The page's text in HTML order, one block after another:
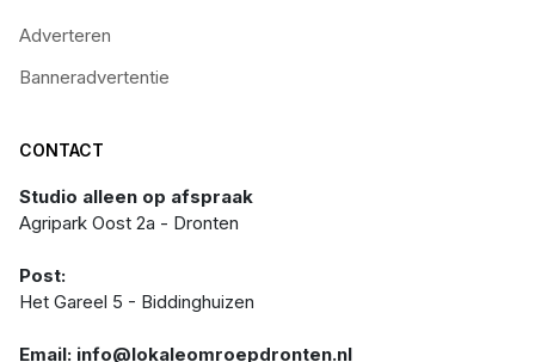
Adverteren
Banneradvertentie
CONTACT
Studio alleen op afspraak
Agripark Oost 2a - Dronten
Post:
Het Gareel 5 - Biddinghuizen
Email: info@lokaleomroepdronten.nl